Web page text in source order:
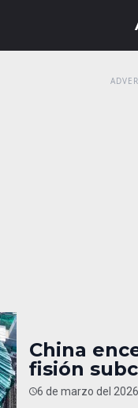
China
fisión
6 de marzo del